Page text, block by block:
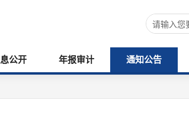
公开 年报审计 通知公告